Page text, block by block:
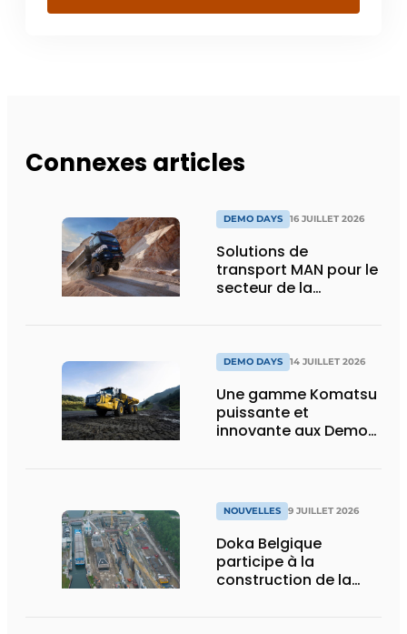
Connexes articles
DEMO DAYS 16 JUILLET 2026
Solutions de
transport MAN pour le
secteur de la
DEMO DAYS 14 JUILLET 2026
Une gamme Komatsu
puissante et
innovante aux Demo
NOUVELLES 9 JUILLET 2026
Doka Belgique
participe à la
construction de la